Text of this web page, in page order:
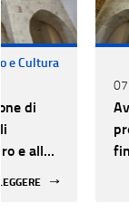
e Cultura
di
e alla